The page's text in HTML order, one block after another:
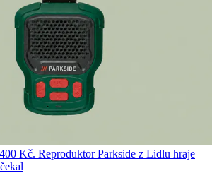
Kč. Reproduktor Parkside z Lidlu hraje